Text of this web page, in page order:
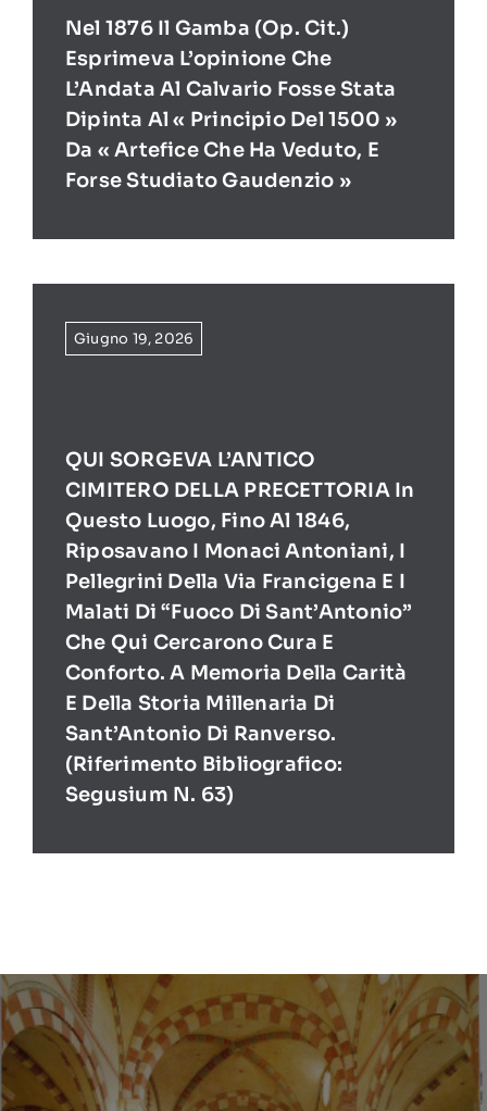
Nel 1876 Il Gamba (op. Cit.)
Esprimeva L’opinione Che
L’Andata Al Calvario Fosse Stata
Dipinta Al « Principio Del 1500 »
Da « Artefice Che Ha Veduto, E
Forse Studiato Gaudenzio »
Giugno 19, 2026
QUI SORGEVA L’ANTICO
CIMITERO DELLA PRECETTORIA In
Questo Luogo, Fino Al 1846,
Riposavano I Monaci Antoniani, I
Pellegrini Della Via Francigena E I
Malati Di “Fuoco Di Sant’Antonio”
Che Qui Cercarono Cura E
Conforto. A Memoria Della Carità
E Della Storia Millenaria Di
Sant’Antonio Di Ranverso.
(Riferimento Bibliografico:
Segusium N. 63)